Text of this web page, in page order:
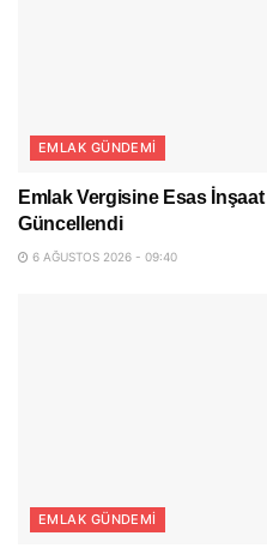
EMLAK GÜNDEMI
Emlak Vergisine Esas
Güncellendi
6 AĞUSTOS 2026 - 09:40
EMLAK GÜNDEMI